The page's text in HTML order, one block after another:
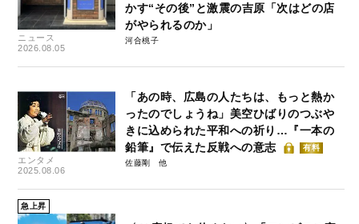
ニュース
2026.08.05
かす“その後”と激震の吉原「次はどの店
がやられるのか」
河合桃子
エンタメ
2025.08.06
「あの時、広島の人たちは、もっと熱か
ったのでしょうね」美空ひばりのつぶや
きに込められた平和への祈り…『一本の
鉛筆』で伝えた反戦への意志
有料
佐藤剛
急上昇